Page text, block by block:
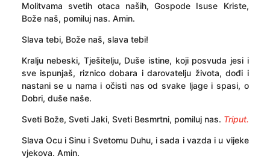
Molitvama svetih otaca naših, Gospode Isuse Kriste,
Bože naš, pomiluj nas. Amin.
Slava tebi, Bože naš, slava tebi!
Kralju nebeski, Tješitelju, Duše istine, koji posvuda jesi i
sve ispunjaš, riznico dobara i darovatelju života, dođi i
nastani se u nama i očisti nas od svake ljage i spasi, o
Dobri, duše naše.
Sveti Bože, Sveti Jaki, Sveti Besmrtni, pomiluj nas. Triput.
Slava Ocu i Sinu i Svetomu Duhu, i sada i vazda i u vijeke
vjekova. Amin.